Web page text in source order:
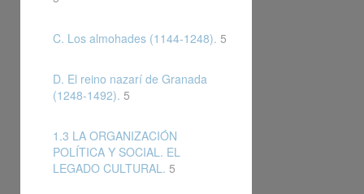
C. Los almohades (1144-1248). 5
D. El reino nazarí de Granada
(1248-1492). 5
1.3 LA ORGANIZACIÓN
POLÍTICA Y SOCIAL. EL
LEGADO CULTURAL. 5